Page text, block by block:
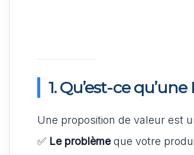
1. Qu’est-ce
Une proposition de valeur est
✅ Le problèmeque votre